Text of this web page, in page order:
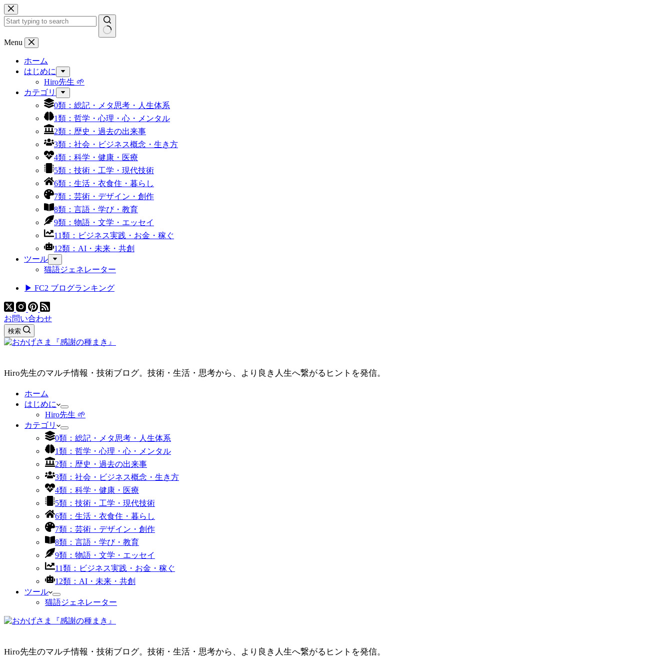
コ
ン
テ
ン
結
Menu
ホーム
はじめに
Hiro先生 🌱
カテゴリ
0類：総記・メタ思考・人生体系
1類：哲学・心理・心・メンタル
2類：歴史・過去の出来事
3類：社会・ビジネス概念・生き方
4類：科学・健康・医療
5類：技術・工学・現代技術
6類：生活・衣食住・暮らし
7類：芸術・デザイン・創作
8類：言語・学び・教育
9類：物語・文学・エッセイ
11類：ビジネス実践・お金・稼ぐ
12類：AI・未来・共創
ツール
猫語ジェネレーター
▶ FC2 ブログランキング
お問い合わせ
検索
Hiro先生のマルチ情報・技術ブログ。技術・生活・思考から、より良き人生へ繋がるヒントを発信。
ホーム
はじめに
Hiro先生 🌱
カテゴリ
0類：総記・メタ思考・人生体系
1類：哲学・心理・心・メンタル
2類：歴史・過去の出来事
3類：社会・ビジネス概念・生き方
4類：科学・健康・医療
5類：技術・工学・現代技術
6類：生活・衣食住・暮らし
7類：芸術・デザイン・創作
8類：言語・学び・教育
9類：物語・文学・エッセイ
11類：ビジネス実践・お金・稼ぐ
12類：AI・未来・共創
ツール
猫語ジェネレーター
Hiro先生のマルチ情報・技術ブログ。技術・生活・思考から、より良き人生へ繋がるヒントを発信。